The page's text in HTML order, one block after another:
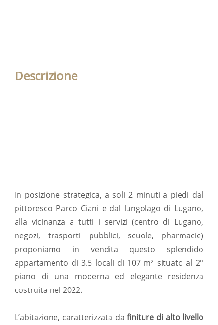
Descrizione
In posizione strategica, a soli 2 minuti a piedi dal
pittoresco Parco Ciani e dal lungolago di Lugano,
alla vicinanza a tutti i servizi (centro di Lugano,
negozi, trasporti pubblici, scuole, pharmacie)
proponiamo in vendita questo splendido
appartamento di 3.5 locali di 107 m² situato al 2°
piano di una moderna ed elegante residenza
costruita nel 2022.
L’abitazione, caratterizzata da finiture di alto livello